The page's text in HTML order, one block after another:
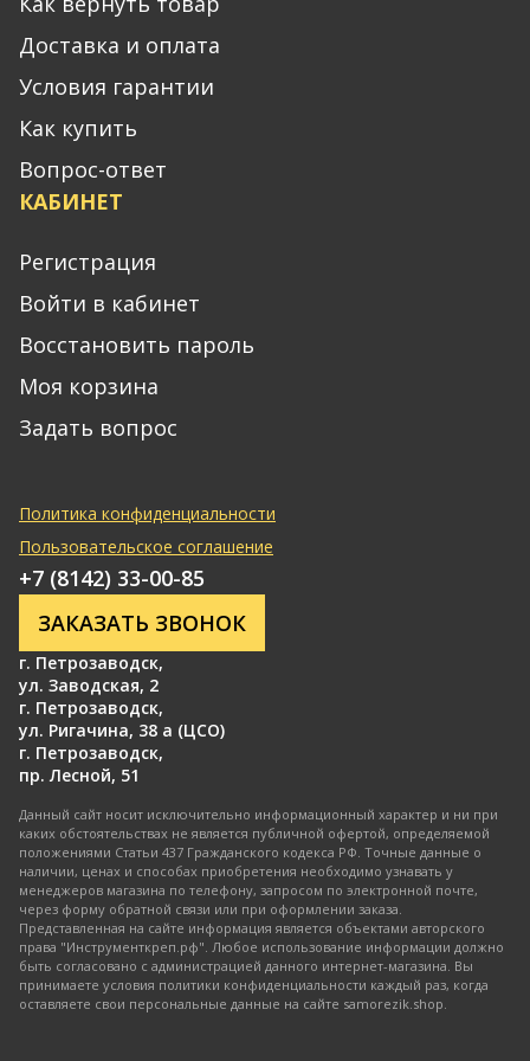
Доставка и оплата
Условия гарантии
Как купить
Вопрос-ответ
КАБИНЕТ
Регистрация
Войти в кабинет
Восстановить пароль
Моя корзина
Задать вопрос
Политика конфиденциальности
Пользовательское соглашение
г. Петрозаводск,
ул. Заводская, 2
г. Петрозаводск,
ул. Ригачина, 38 а (ЦСО)
г. Петрозаводск,
пр. Лесной, 51
+7 (8142) 33-00-85
ЗАКАЗАТЬ ЗВОНОК
Данный сайт носит исключительно информационный характер и ни при
каких обстоятельствах не является публичной офертой, определяемой
положениями Статьи 437 Гражданского кодекса РФ. Точные данные о
наличии, ценах и способах приобретения необходимо узнавать у
менеджеров магазина по телефону, запросом по электронной почте,
через форму обратной связи или при оформлении заказа.
Представленная на сайте информация является объектами авторского
права "Инструменткреп.рф". Любое использование информации должно
быть согласовано с администрацией данного интернет-магазина. Вы
принимаете условия политики конфиденциальности каждый раз, когда
оставляете свои персональные данные на сайте samorezik.shop.